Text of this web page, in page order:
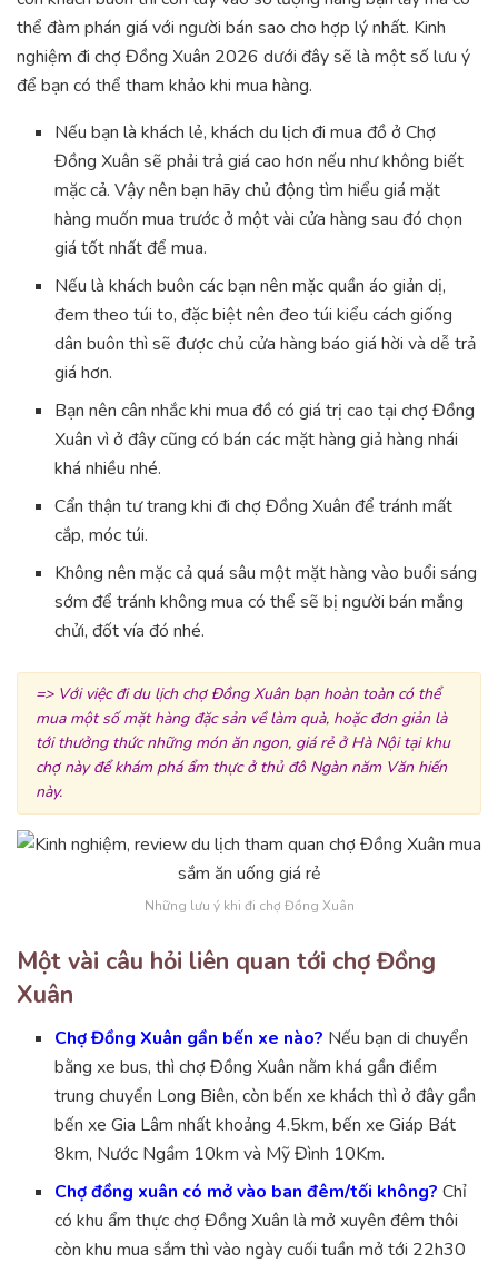
thể đàm phán giá với người bán sao cho hợp lý nhất. Kinh
nghiệm đi chợ Đồng Xuân 2026 dưới đây sẽ là một số lưu ý
để bạn có thể tham khảo khi mua hàng.
Nếu bạn là khách lẻ, khách du lịch đi mua đồ ở Chợ
Đồng Xuân sẽ phải trả giá cao hơn nếu như không biết
mặc cả. Vậy nên bạn hãy chủ động tìm hiểu giá mặt
hàng muốn mua trước ở một vài cửa hàng sau đó chọn
giá tốt nhất để mua.
Nếu là khách buôn các bạn nên mặc quần áo giản dị,
đem theo túi to, đặc biệt nên đeo túi kiểu cách giống
dân buôn thì sẽ được chủ cửa hàng báo giá hời và dễ trả
giá hơn.
Bạn nên cân nhắc khi mua đồ có giá trị cao tại chợ Đồng
Xuân vì ở đây cũng có bán các mặt hàng giả hàng nhái
khá nhiều nhé.
Cẩn thận tư trang khi đi chợ Đồng Xuân để tránh mất
cắp, móc túi.
Không nên mặc cả quá sâu một mặt hàng vào buổi sáng
sớm để tránh không mua có thể sẽ bị người bán mắng
chửi, đốt vía đó nhé.
=> Với việc đi du lịch chợ Đồng Xuân bạn hoàn toàn có thể
mua một số mặt hàng đặc sản về làm quà, hoặc đơn giản là
tới thưởng thức những món ăn ngon, giá rẻ ở Hà Nội tại khu
chợ này để khám phá ẩm thực ở thủ đô Ngàn năm Văn hiến
này.
Những lưu ý khi đi chợ Đồng Xuân
Một vài câu hỏi liên quan tới chợ Đồng
Xuân
Chợ Đồng Xuân gần bến xe nào? Nếu bạn di chuyển
bằng xe bus, thì chợ Đồng Xuân nằm khá gần điểm
trung chuyển Long Biên, còn bến xe khách thì ở đây gần
bến xe Gia Lâm nhất khoảng 4.5km, bến xe Giáp Bát
8km, Nước Ngầm 10km và Mỹ Đình 10Km.
Chợ đồng xuân có mở vào ban đêm/tối không?Chỉ
có khu ẩm thực chợ Đồng Xuân là mở xuyên đêm thôi
còn khu mua sắm thì vào ngày cuối tuần mở tới 22h30